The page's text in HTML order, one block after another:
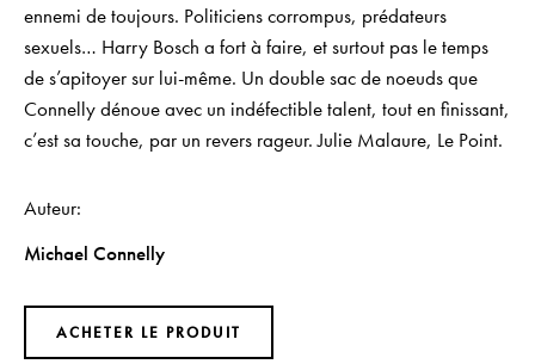
ennemi de toujours. Politiciens corrompus, prédateurs
sexuels… Harry Bosch a fort à faire, et surtout pas le temps
de s’apitoyer sur lui-même. Un double sac de noeuds que
Connelly dénoue avec un indéfectible talent, tout en finissant,
c’est sa touche, par un revers rageur. Julie Malaure, Le Point.
Auteur
Michael Connelly
ACHETER LE PRODUIT